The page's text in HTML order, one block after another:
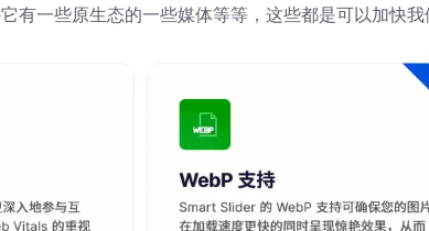
有一些原生态的一些媒体等等，这些都是可以加快我